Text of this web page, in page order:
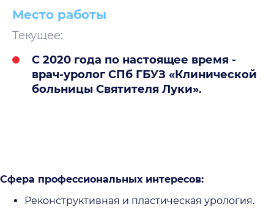
Место работы
Текущее:
С 2020 года по настоящее время -
врач-уролог СПб ГБУЗ «Клинической
больницы Святителя Луки».
Сфера профессиональных интересов:
Реконструктивная и пластическая урология.